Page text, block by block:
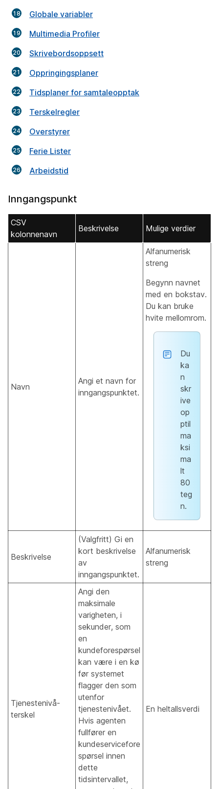
Globale variabler
Multimedia Profiler
Skrivebordsoppsett
Oppringingsplaner
Tidsplaner for samtaleopptak
Terskelregler
Overstyrer
Ferie Lister
Arbeidstid
Inngangspunkt
CSV
kolonnenavn
Beskrivelse Mulige verdier
Navn
Angi et navn for
inngangspunktet.
Alfanumerisk
streng
Begynn navnet
med en bokstav.
Du kan bruke
hvite mellomrom.
Du
ka
n
skr
ive
op
ptil
ma
ksi
ma
lt
80
teg
n.
Beskrivelse
(Valgfritt) Gi en
kort beskrivelse
av
inngangspunktet.
Alfanumerisk
streng
Tjenestenivå-
terskel
Angi den
maksimale
varigheten, i
sekunder, som
en
kundeforespørsel
kan være i en kø
før systemet
flagger den som
utenfor
tjenestenivået.
Hvis agenten
fullfører en
kundeservicefore
spørsel innen
dette
tidsintervallet,
En heltallsverdi